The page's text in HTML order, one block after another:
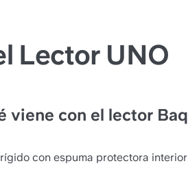
Lector UNO
viene con el lector
con espuma protectora interior